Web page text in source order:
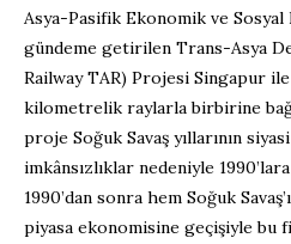
Asya-Pasifik Ekonomik ve Sosyal
gündeme getirilen Trans-Asya
Railway TAR) Projesi Singapur
kilometrelik raylarla birbirine
proje Soğuk Savaş yıllarının
imkânsızlıklar nedeniyle
1990’dan sonra hem Soğuk
piyasa ekonomisine geçişiyle bu